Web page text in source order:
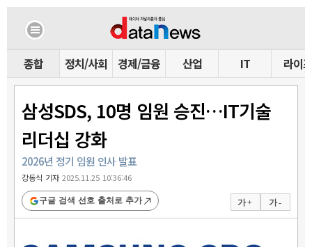
종합 정치/사회 경제/금융 산업 IT 라이프
삼성SDS, 10명 임원 승진…IT기술
리더십 강화
2026년 정기 임원 인사 발표
강동식 기자2025.11.25 10:36:46
가 + 가 -
구글 검색 선호 출처로 추가